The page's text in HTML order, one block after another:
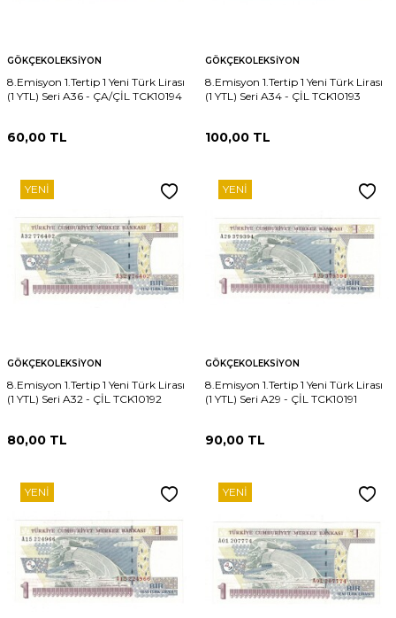
GÖKÇEKOLEKSIYON
8.Emisyon 1.Tertip 1 Yeni Türk Lirası
(1 YTL) Seri A36 - ÇA/ÇİL TCK10194
60,00 TL
GÖKÇEKOLEKSIYON
8.Emisyon 1.Tertip 1 Yeni Türk Lirası
(1 YTL) Seri A34 - ÇİL TCK10193
100,00 TL
YENI
GÖKÇEKOLEKSIYON
8.Emisyon 1.Tertip 1 Yeni Türk Lirası
(1 YTL) Seri A32 - ÇİL TCK10192
80,00 TL
YENI
GÖKÇEKOLEKSIYON
8.Emisyon 1.Tertip 1 Yeni Türk Lirası
(1 YTL) Seri A29 - ÇİL TCK10191
90,00 TL
YENI YENI